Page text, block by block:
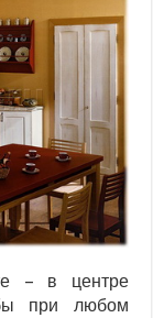
– в центре
при любом